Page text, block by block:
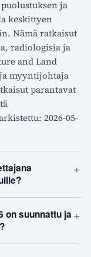
ja
keskittyen
Nämä ratkaisut
radiologisia ja
and Land
myyntijohtaja
parantavat
2026-05-
+
on suunnattu ja +